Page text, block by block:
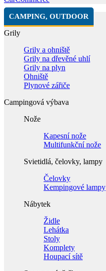
CAMPING, OUTDOOR
Grily
Grily a ohniště
Grily na dřevěné uhlí
Grily na plyn
Ohniště
Plynové zářiče
Campingová výbava
Nože
Kapesní nože
Multifunkční nože
Svietidlá, čelovky, lampy
Čelovky
Kempingové lampy
Nábytek
Židle
Lehátka
Stoly
Komplety
Houpací sítě